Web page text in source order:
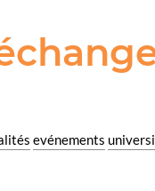
evénements